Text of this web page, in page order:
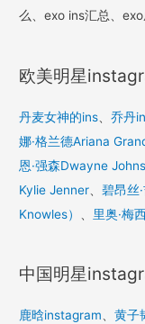
么、exo ins汇总、
欧美明星
丹麦女神的ins 、乔丹
娜·格兰德Ariana
恩·强森Dwayne
Kylie Jenner 、碧昂丝
Knowles）
里奥·梅
中国明星
鹿晗instagram 、黄子